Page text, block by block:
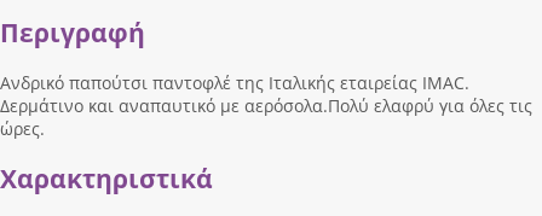
Περιγραφή
Ανδρικό παπούτσι παντοφλέ της Ιταλικής εταιρείας IMAC.
Δερμάτινο και αναπαυτικό με αερόσολα.Πολύ ελαφρύ για όλες τις
ώρες.
Χαρακτηριστικά